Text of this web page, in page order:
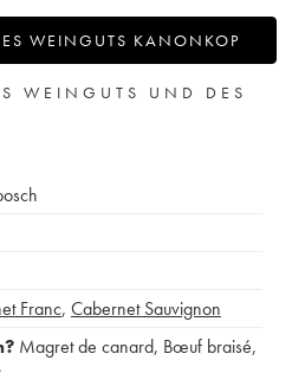
WEINGUTS KANONKOP
WEINGUTS UND DES
Franc, Cabernet Sauvignon
Magret de canard, Bœuf braisé,